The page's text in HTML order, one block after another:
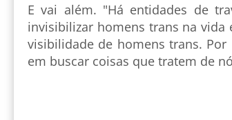
E vai além. "Há entidades de
invisibilizar homens trans na
visibilidade de homens trans.
em buscar coisas que tratem de